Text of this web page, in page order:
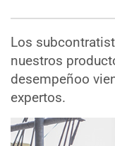
Los
nuestros
desempeñoo
expertos.